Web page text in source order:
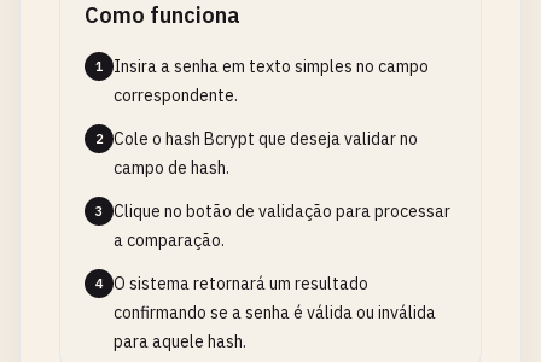
Como funciona
1
Insira a senha em texto simples no campo
correspondente.
2
Cole o hash Bcrypt que deseja validar no
campo de hash.
3
Clique no botão de validação para processar
a comparação.
4
O sistema retornará um resultado
confirmando se a senha é válida ou inválida
para aquele hash.